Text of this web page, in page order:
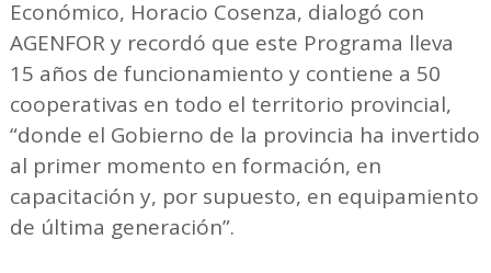
Económico, Horacio Cosenza, dialogó con
AGENFOR y recordó que este Programa lleva
15 años de funcionamiento y contiene a 50
cooperativas en todo el territorio provincial,
“donde el Gobierno de la provincia ha invertido
al primer momento en formación, en
capacitación y, por supuesto, en equipamiento
de última generación”.